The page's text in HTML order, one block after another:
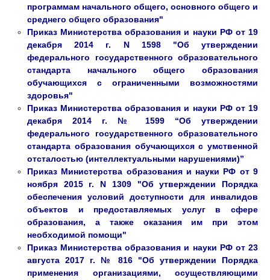
программам начального общего, основного общего и
среднего общего образования"
Приказ Министерства образования и науки РФ от 19
декабря 2014 г. N 1598 "Об утверждении
федерального государственного образовательного
стандарта начального общего образования
обучающихся с ограниченными возможностями
здоровья"
Приказ Министерства образования и науки РФ от 19
декабря 2014 г. № 1599 “Об утверждении
федерального государственного образовательного
стандарта образования обучающихся с умственной
отсталостью (интеллектуальными нарушениями)”
Приказ Министерства образования и науки РФ от 9
ноября 2015 г. N 1309 "Об утверждении Порядка
обеспечения условий доступности для инвалидов
объектов и предоставляемых услуг в сфере
образования, а также оказания им при этом
необходимой помощи"
Приказ Министерства образования и науки РФ от 23
августа 2017 г. № 816 "Об утверждении Порядка
применения организациями, осуществляющими